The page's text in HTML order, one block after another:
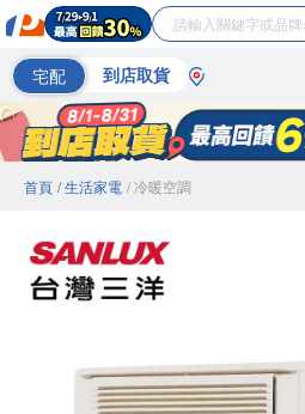
宅配 到店取貨
首頁 / 生活家電 / 冷暖空調